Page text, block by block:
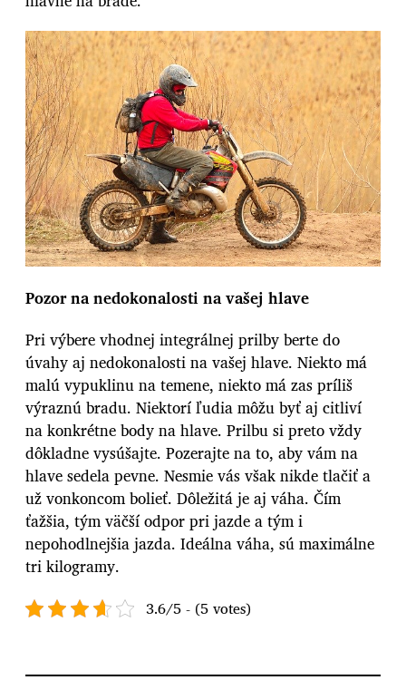
Pozor na nedokonalosti na vašej hlave
Pri výbere vhodnej integrálnej prilby berte do
úvahy aj nedokonalosti na vašej hlave. Niekto má
malú vypuklinu na temene, niekto má zas príliš
výraznú bradu. Niektorí ľudia môžu byť aj citliví
na konkrétne body na hlave. Prilbu si preto vždy
dôkladne vysúšajte. Pozerajte na to, aby vám na
hlave sedela pevne. Nesmie vás však nikde tlačiť a
už vonkoncom bolieť. Dôležitá je aj váha. Čím
ťažšia, tým väčší odpor pri jazde a tým i
nepohodlnejšia jazda. Ideálna váha, sú maximálne
tri kilogramy.
3.6/5 - (5 votes)